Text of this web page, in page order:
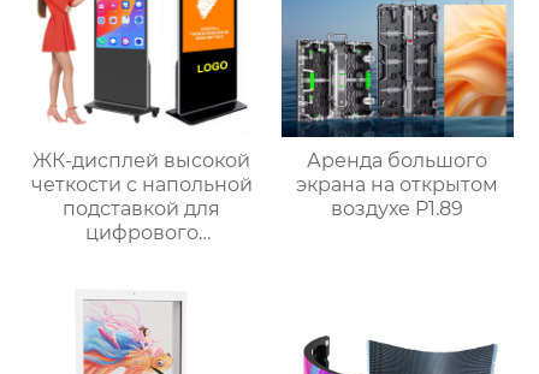
ЖК-дисплей высокой
четкости с напольной
подставкой для
цифрового
Аренда большого
экрана на открытом
воздухе P1.89